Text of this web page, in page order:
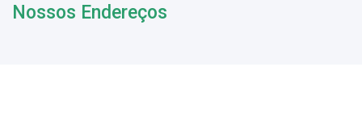
Nossos Endereços